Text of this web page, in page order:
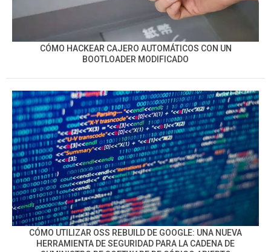
CÓMO HACKEAR CAJERO AUTOMÁTICOS CON UN
BOOTLOADER MODIFICADO
CÓMO UTILIZAR OSS REBUILD DE GOOGLE: UNA NUEVA
HERRAMIENTA DE SEGURIDAD PARA LA CADENA DE